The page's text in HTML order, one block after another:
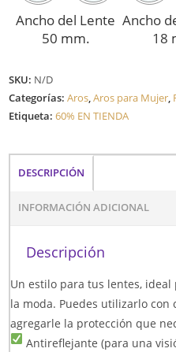
Ancho del Lente
50 mm.
Ancho
18
SKU: N/D
Categorías:Aros,Aros para Mujer,
Etiqueta:60% EN TIENDA
DESCRIPCIÓN
INFORMACIÓN ADICIONAL
Descripción
Un estilo para tus lentes,
la moda. Puedes utilizarlo
agregarle la protección que
Antireflejante (para una